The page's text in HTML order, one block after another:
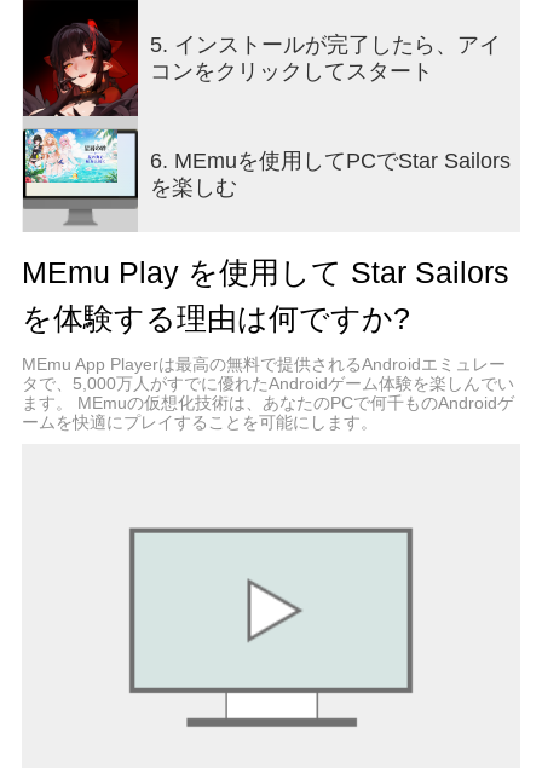
感を提供します。
■ 可愛らしく、華やかで、時には風変わり ― ユニ
ークな仲間との出会い
外見も性格もバックグラウンドも異なるキャラク
ターたちを集め、自分なりの方法で育成しましょ
う。
それぞれの運命を持つ仲間と会話を交わすこと
ができます。
■ チーム単位ターン制バトルの面白さと一撃必殺の
快感を追求した戦略設計
仲間同士のスキル連携とシナジーで戦闘の流れを
一気にひっくり返してみましょう。
属性相性、役割、召喚獣、環境効果まで。 冒険者
軽減し、成長する楽しさを簡単に楽しめます。
総合戦闘力システムや連合戦のランキング争いな
ど、ログインするたびに強くなる楽しさを体感し
■ 懐かしさを感じさせるクラシカルRPG、新たな
5. インストールが完了したら、アイ
コンをクリックしてスタート
6. MEmuを使用してPCでStar Sailors
を楽しむ
MEmu Play を使用して Star Sailors
を体験する理由は何ですか?
MEmu App Playerは最高の無料で提供されるAndroidエミュレー
タで、5,000万人がすでに優れたAndroidゲーム体験を楽しんでい
ます。 MEmuの仮想化技術は、あなたのPCで何千ものAndroidゲ
ームを快適にプレイすることを可能にします。